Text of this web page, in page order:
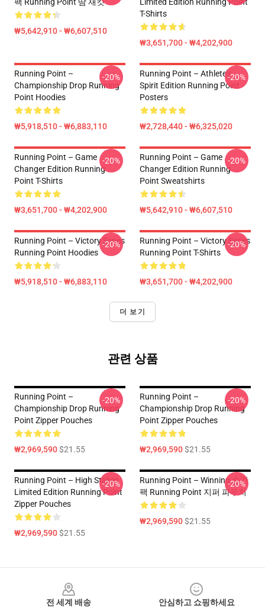
₩5,642,910 - ₩6,607,510
T-Shirts
₩3,651,700 - ₩4,202,900
Running Point –
Championship Drop Running
Point Hoodies
₩5,918,510 - ₩6,883,110
-20%
Running Point – Athlete’s
Spirit Edition Running Point
Posters
₩2,728,440 - ₩6,325,020
-20%
Running Point – Game
Changer Edition Running
Point T-Shirts
₩3,651,700 - ₩4,202,900
-20%
Running Point – Game
Changer Edition Running
Point Sweatshirts
₩5,642,910 - ₩6,607,510
-20%
Running Point – Victory Series
Running Point Hoodies
₩5,918,510 - ₩6,883,110
-20%
Running Point – Victory Series
Running Point T-Shirts
₩3,651,700 - ₩4,202,900
-20%
더 보기
관련 상품
Running Point –
Championship Drop Running
Point Zipper Pouches
₩2,969,590$21.55
-20%
Running Point –
Championship Drop Running
Point Zipper Pouches
₩2,969,590$21.55
-20%
Running Point – High Stakes
Limited Edition Running Point
Zipper Pouches
₩2,969,590$21.55
-20%
Running Point – Winning 순간
팩 Running Point 지퍼 파우치
₩2,969,590$21.55
-20%
전 세계 배송
안심하고 쇼핑하세요